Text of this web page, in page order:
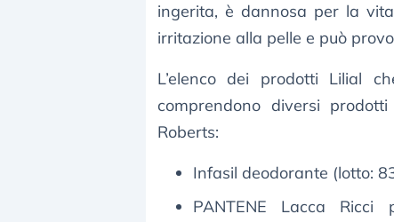
ingerita, è dannosa per la
irritazione alla pelle e può
L’elenco dei prodotti Lilial
comprendono diversi
Roberts:
Infasil deodorante (lotto:
PANTENE Lacca